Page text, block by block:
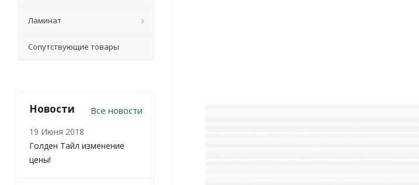
Ламинат
Сопутствующие товары
Новости Все новости
19 Июня 2018
Голден Тайл изменение
цены!